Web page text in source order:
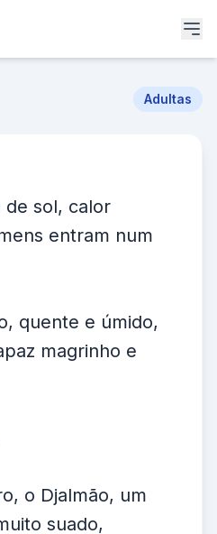
Adultas
de sol, calor
entram num
quente e úmido,
magrinho e
o Djalmão, um
suado,